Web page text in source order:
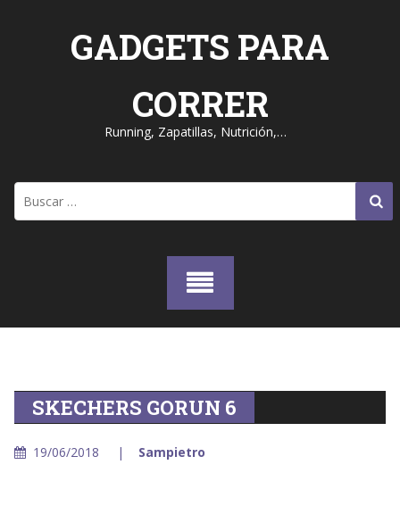
GADGETS PARA
CORRER
Running, Zapatillas, Nutrición,…
SKECHERS GORUN 6
19/06/2018 Sampietro